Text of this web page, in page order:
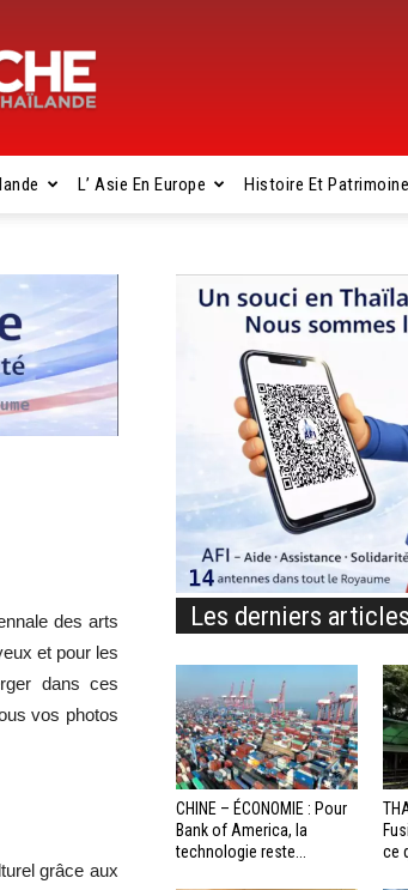
L’ Asie En Europe Histoire Et Patrimoine
des arts
et pour les
dans ces
vos photos
grâce aux
Les derniers articles
CHINE – ÉCONOMIE : Pour
Bank of America, la
technologie reste...
ce